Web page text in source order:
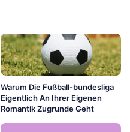
Warum Die Fußball-bundesliga
Eigentlich An Ihrer Eigenen
Romantik Zugrunde Geht